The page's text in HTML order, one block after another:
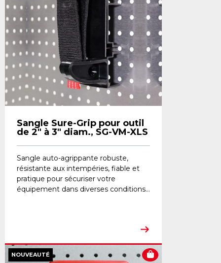
Sangle Sure-Grip pour outil
de 2" à 3" diam., SG-VM-XLS
Sangle auto-agrippante robuste,
résistante aux intempéries, fiable et
pratique pour sécuriser votre
équipement dans diverses conditions...
NOUVEAUTÉ